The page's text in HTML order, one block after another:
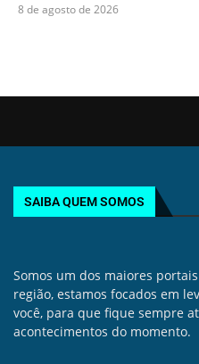
8 de agosto de 2026
SAIBA QUEM SOMOS
Somos um dos maiores
região, estamos focados em
você, para que fique sempre
acontecimentos do momento.